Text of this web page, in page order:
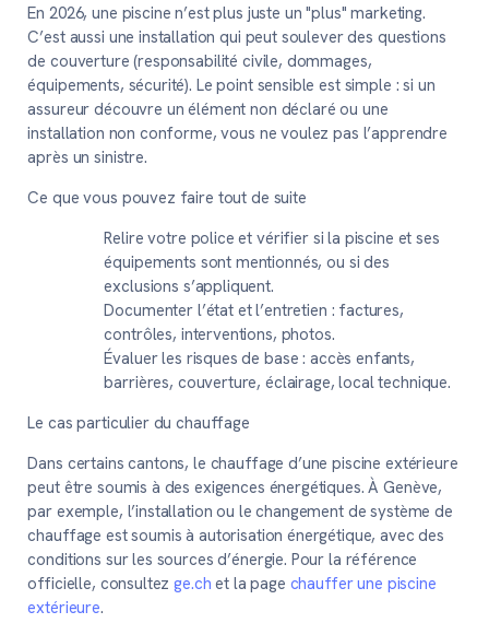
En 2026, une piscine n’est plus juste un "plus" marketing.
C’est aussi une installation qui peut soulever des questions
de couverture (responsabilité civile, dommages,
équipements, sécurité). Le point sensible est simple : si un
assureur découvre un élément non déclaré ou une
installation non conforme, vous ne voulez pas l’apprendre
après un sinistre.
Ce que vous pouvez faire tout de suite
Relire votre police et vérifier si la piscine et ses
équipements sont mentionnés, ou si des
exclusions s’appliquent.
Documenter l’état et l’entretien : factures,
contrôles, interventions, photos.
Évaluer les risques de base : accès enfants,
barrières, couverture, éclairage, local technique.
Le cas particulier du chauffage
Dans certains cantons, le chauffage d’une piscine extérieure
peut être soumis à des exigences énergétiques. À Genève,
par exemple, l’installation ou le changement de système de
chauffage est soumis à autorisation énergétique, avec des
conditions sur les sources d’énergie. Pour la référence
officielle, consultezge.ch et la page chauffer une piscine
extérieure.